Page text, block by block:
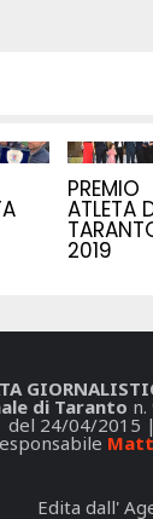
PREMIO
ATLETA
2019
di Taranto
del 24/04/2015
Edita dall'